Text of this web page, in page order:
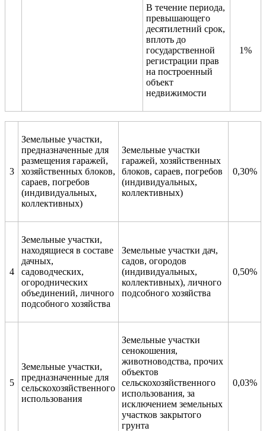
В течение периода,
превышающего
десятилетний срок,
вплоть до
государственной
регистрации прав
на построенный
объект
недвижимости
1%
3
Земельные участки,
предназначенные для
размещения гаражей,
хозяйственных блоков,
сараев, погребов
(индивидуальных,
коллективных)
Земельные участки
гаражей, хозяйственных
блоков, сараев, погребов
(индивидуальных,
коллективных)
0,30%
4
Земельные участки,
находящиеся в составе
дачных,
садоводческих,
огороднических
объединений, личного
подсобного хозяйства
Земельные участки дач,
садов, огородов
(индивидуальных,
коллективных), личного
подсобного хозяйства
0,50%
5
Земельные участки,
предназначенные для
сельскохозяйственного
использования
Земельные участки
сенокошения,
животноводства, прочих
объектов
сельскохозяйственного
использования, за
исключением земельных
участков закрытого
грунта
0,03%